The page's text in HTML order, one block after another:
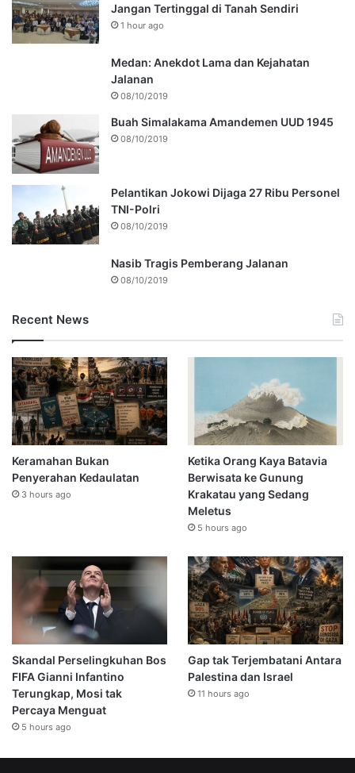
Jangan Tertinggal di Tanah Sendiri
1 hour ago
Medan: Anekdot Lama dan Kejahatan
Jalanan
08/10/2019
Buah Simalakama Amandemen UUD 1945
08/10/2019
Pelantikan Jokowi Dijaga 27 Ribu Personel
TNI-Polri
08/10/2019
Nasib Tragis Pemberang Jalanan
08/10/2019
Recent News
Keramahan Bukan
Penyerahan Kedaulatan
3 hours ago
Ketika Orang Kaya Batavia
Berwisata ke Gunung
Krakatau yang Sedang
Meletus
5 hours ago
Skandal Perselingkuhan Bos
FIFA Gianni Infantino
Terungkap, Mosi tak
Percaya Menguat
5 hours ago
Gap tak Terjembatani Antara
Palestina dan Israel
11 hours ago